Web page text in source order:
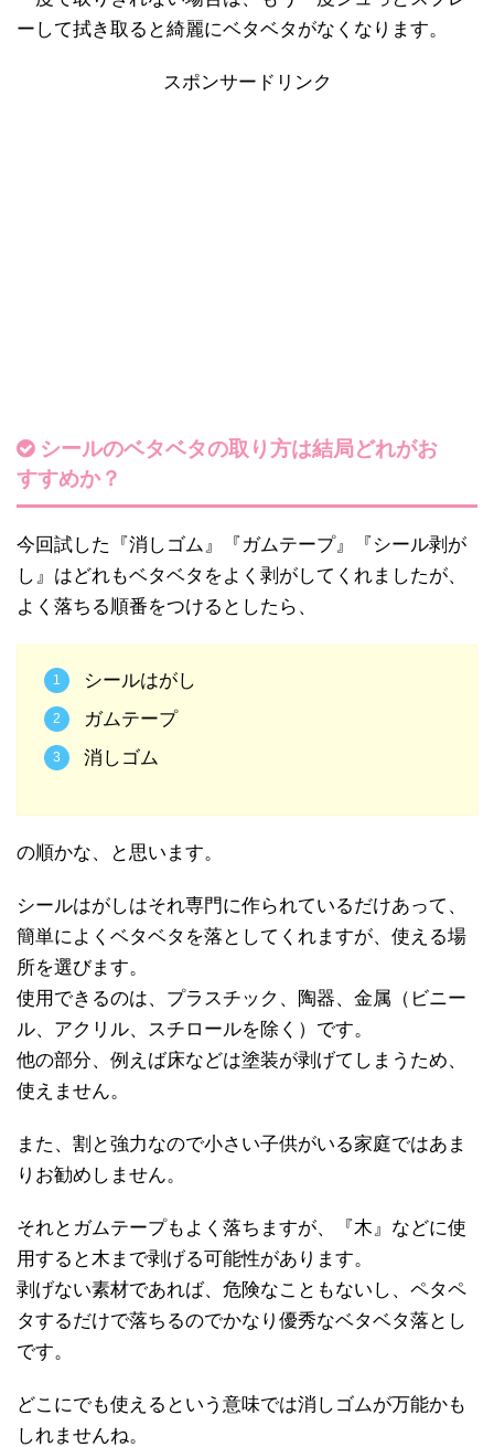
ーして拭き取ると綺麗にベタベタがなくなります。
スポンサードリンク
シールのベタベタの取り方は結局どれがお
すすめか？
今回試した『消しゴム』『ガムテープ』『シール剥が
し』はどれもベタベタをよく剥がしてくれましたが、
よく落ちる順番をつけるとしたら、
シールはがし
ガムテープ
消しゴム
の順かな、と思います。
シールはがしはそれ専門に作られているだけあって、
簡単によくベタベタを落としてくれますが、使える場
所を選びます。
使用できるのは、プラスチック、陶器、金属（ビニー
ル、アクリル、スチロールを除く）です。
他の部分、例えば床などは塗装が剥げてしまうため、
使えません。
また、割と強力なので小さい子供がいる家庭ではあま
りお勧めしません。
それとガムテープもよく落ちますが、『木』などに使
用すると木まで剥げる可能性があります。
剥げない素材であれば、危険なこともないし、ペタペ
タするだけで落ちるのでかなり優秀なベタベタ落とし
です。
どこにでも使えるという意味では消しゴムが万能かも
しれませんね。